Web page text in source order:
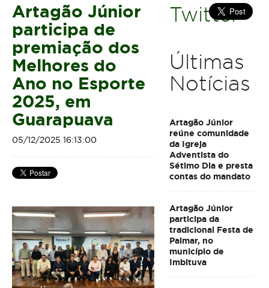
Artagão Júnior
participa de
premiação dos
Melhores do
Ano no Esporte
2025, em
Guarapuava
05/12/2025 16:13:00
Twitter
Últimas
Notícias
Artagão Júnior
reúne comunidade
da Igreja
Adventista do
Sétimo Dia e presta
contas do mandato
Artagão Júnior
participa da
tradicional Festa de
Palmar, no
município de
Imbituva